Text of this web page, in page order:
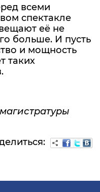
всеми
спектакле
её не
больше. И пусть
и мощность
таких